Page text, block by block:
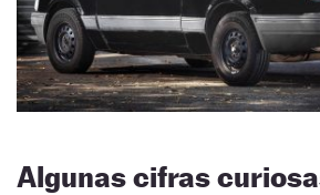
Algunas cifras